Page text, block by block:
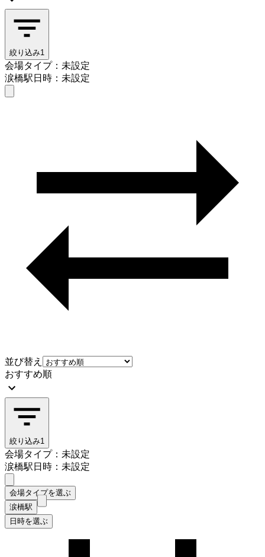
絞り込み1
会場タイプ：未設定
涙橋駅日時：未設定
並び替え
おすすめ順
絞り込み1
会場タイプ：未設定
涙橋駅日時：未設定
会場タイプを選ぶ
涙橋駅
日時を選ぶ